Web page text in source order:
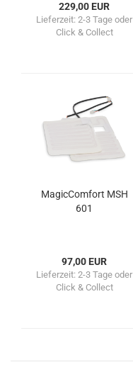
229,00 EUR
Lieferzeit: 2-3 Tage oder
Click & Collect
MagicComfort MSH
601
97,00 EUR
Lieferzeit: 2-3 Tage oder
Click & Collect